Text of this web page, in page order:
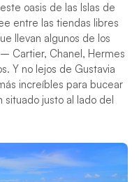
oasis de las Islas de
entre las tiendas libres
llevan algunos de los
Cartier, Chanel, Hermes
Y no lejos de Gustavia
increíbles para bucear
justo al lado del